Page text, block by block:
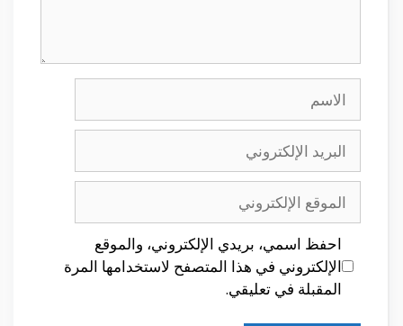
الاسم
البريد
الإلكتروني
الموقع
الإلكتروني
احفظ اسمي، بريدي الإلكتروني، والموقع
الإلكتروني في هذا المتصفح لاستخدامها المرة
المقبلة في تعليقي.